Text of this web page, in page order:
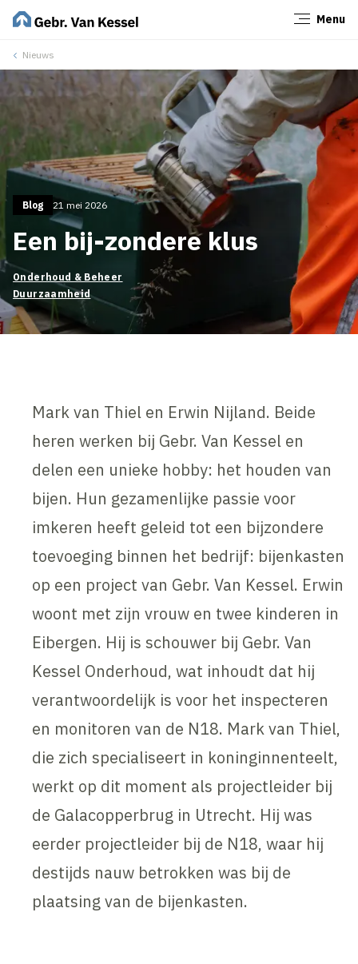
Menu
Nieuws
Blog 21 mei 2026
Een bij-zondere klus
Onderhoud & Beheer
Duurzaamheid
Mark van Thiel en Erwin Nijland. Beide
heren werken bij Gebr. Van Kessel en
delen een unieke hobby: het houden van
bijen. Hun gezamenlijke passie voor
imkeren heeft geleid tot een bijzondere
toevoeging binnen het bedrijf: bijenkasten
op een project van Gebr. Van Kessel. Erwin
woont met zijn vrouw en twee kinderen in
Eibergen. Hij is schouwer bij Gebr. Van
Kessel Onderhoud, wat inhoudt dat hij
verantwoordelijk is voor het inspecteren
en monitoren van de N18. Mark van Thiel,
die zich specialiseert in koninginnenteelt,
werkt op dit moment als projectleider bij
de Galacopperbrug in Utrecht. Hij was
eerder projectleider bij de N18, waar hij
destijds nauw betrokken was bij de
plaatsing van de bijenkasten.
Sluiten